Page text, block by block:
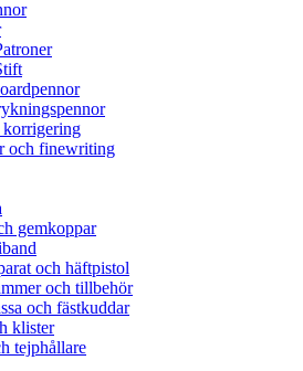
korrigering
och finewriting
gemkoppar
och häftpistol
och tillbehör
och fästkuddar
klister
tejphållare